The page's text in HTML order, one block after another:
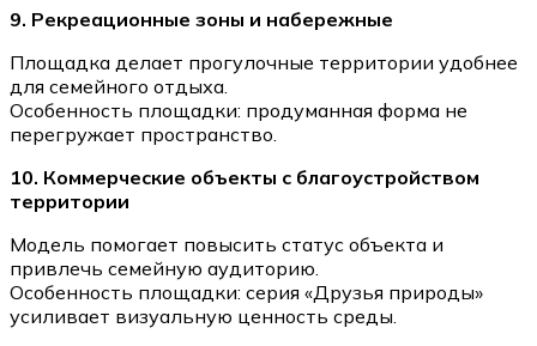
9. Рекреационные зоны и набережные
Площадка делает прогулочные территории удобнее
для семейного отдыха.
Особенность площадки: продуманная форма не
перегружает пространство.
10. Коммерческие объекты с благоустройством
территории
Модель помогает повысить статус объекта и
привлечь семейную аудиторию.
Особенность площадки: серия «Друзья природы»
усиливает визуальную ценность среды.